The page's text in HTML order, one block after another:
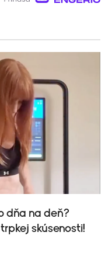
dňa na deň?
skúsenosti!